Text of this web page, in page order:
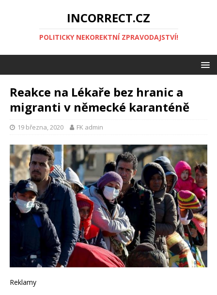
INCORRECT.CZ
POLITICKY NEKOREKTNÍ ZPRAVODAJSTVÍ!
Reakce na Lékaře bez hranic a
migranti v německé karanténě
19 března, 2020 FK admin
Reklamy